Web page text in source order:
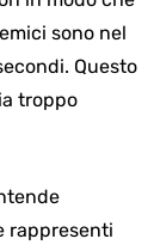
sono nel
Questo
troppo
rappresenti